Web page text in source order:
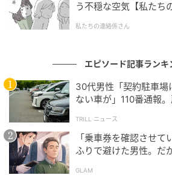
「ええ。何度もお願いしましたよね
ちに、奥さんは夫を連れて我が家
「本当に、申し訳ありませんでし
「妻がご迷惑をおかけして…二度
させません」
二人そろって深々と頭を下げる姿
う不穏な空気【私たち
私たちの連絡係さん
エピソード記事ランキ
30代男性「契約駐車場
ない車が」110番通報
TRILL ニュース
「乗車券を確認させ
ふりで避けた男性。だ
GLAM